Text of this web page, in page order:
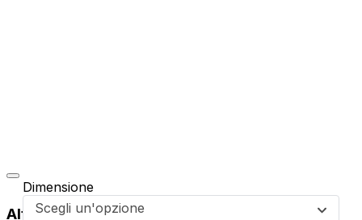
Dimensione
Scegli un'opzione
Altri prodotti di questa collezione